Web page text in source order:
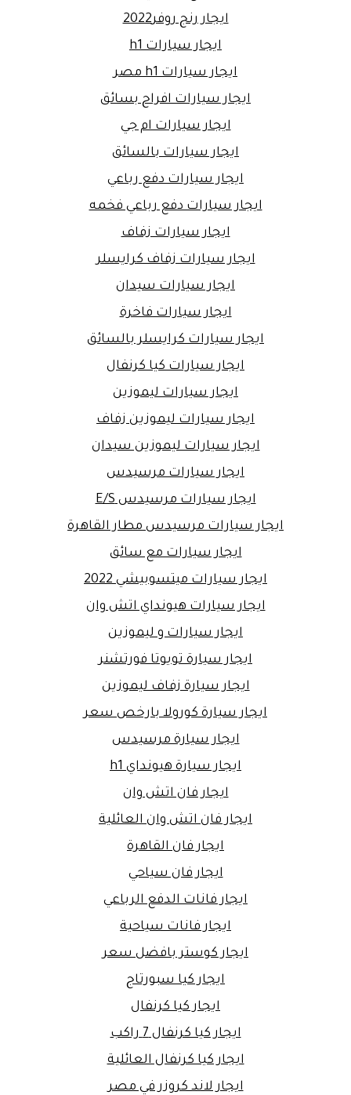
ايجار رنج روفر2022
ايجار سيارات h1
ايجار سيارات h1 مصر
ايجار سيارات افراح بسائق
ايجار سيارات ام جي
ايجار سيارات بالسائق
ايجار سيارات دفع رباعي
ايجار سيارات دفع رباعي فخمه
ايجار سيارات زفاف
ايجار سيارات زفاف كرايسلر
ايجار سيارات سيدان
ايجار سيارات فاخرة
ايجار سيارات كرايسلر بالسائق
ايجار سيارات كيا كرنفال
ايجار سيارات ليموزين
ايجار سيارات ليموزين زفاف
ايجار سيارات ليموزين سيدان
ايجار سيارات مرسيدس
ايجار سيارات مرسيدس E/S
ايجار سيارات مرسيدس مطار القاهرة
ايجار سيارات مع سائق
ايجار سيارات ميتسوبيشي 2022
ايجار سيارات هيونداي اتش وان
ايجار سيارات و ليموزين
ايجار سيارة تويوتا فورتشنر
ايجار سيارة زفاف ليموزين
ايجار سيارة كورولا بارخص سعر
ايجار سيارة مرسيدس
ايجار سيارة هيونداي h1
ايجار فان اتش وان
ايجار فان اتش وان العائلية
ايجار فان القاهرة
ايجار فان سياحي
ايجار فانات الدفع الرباعي
ايجار فانات سياحية
ايجار كوستر بافضل سعر
ايجار كيا سبورتاج
ايجار كيا كرنفال
ايجار كيا كرنفال 7 راكب
ايجار كيا كرنفال العائلية
ايجار لاند كروزر في مصر